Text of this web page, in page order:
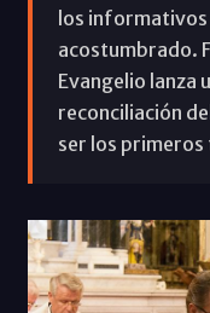
los informativos
acostumbrado.
Evangelio lanza
reconciliación
ser los